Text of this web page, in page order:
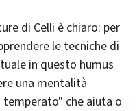
di Celli è chiaro: per
le tecniche di
in questo humus
una mentalità
che aiuta o